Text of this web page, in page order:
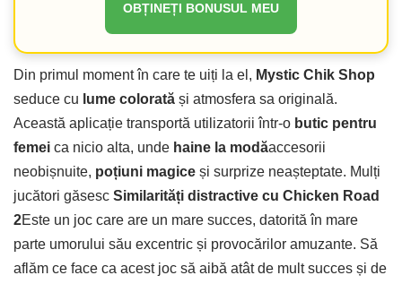
OBȚINEȚI BONUSUL MEU
Din primul moment în care te uiți la el, Mystic Chik Shop
seduce cu lume colorată și atmosfera sa originală.
Această aplicație transportă utilizatorii într-o butic pentru
femei ca nicio alta, unde haine la modăaccesorii
neobișnuite, poțiuni magice și surprize neașteptate. Mulți
jucători găsesc Similarități distractive cu Chicken Road
2Este un joc care are un mare succes, datorită în mare
parte umorului său excentric și provocărilor amuzante. Să
aflăm ce face ca acest joc să aibă atât de mult succes și de